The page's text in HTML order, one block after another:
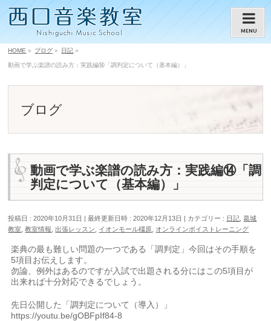
MENU
HOME » ブログ » 日記 »
動画で学ぶ楽譜の読み方：実践編⑭「調判定について（基本編）」
ブログ
動画で学ぶ楽譜の読み方：実践編⑭「調
判定について（基本編）」
投稿日 : 2020年10月31日 最終更新日時 : 2020年12月13日 カテゴリー : 日記 ,葛城
教室 ,教室情報 ,出張レッスン イオンモール橿原 オンラインボイストレーニング
楽典の最も難しい問題の一つである「調判定」今回はその手順を
5項目お伝えします。
勿論、例外はあるのですが入試で出題される分にはこの5項目が
出来れば十分対応できるでしょう。
先日公開した「調判定について（導入）」
https://youtu.be/gOBFpIf84-8